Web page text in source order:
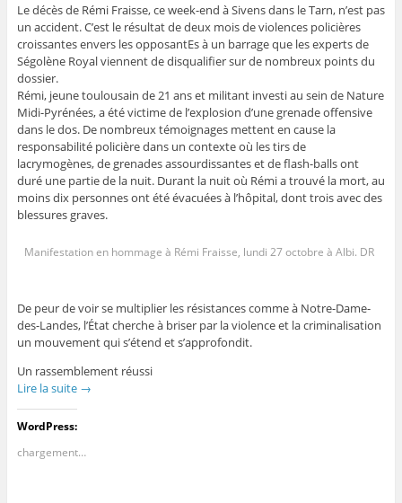
Le décès de Rémi Fraisse, ce week-end à Sivens dans le Tarn, n’est pas
un accident. C’est le résultat de deux mois de violences policières
croissantes envers les opposantEs à un barrage que les experts de
Ségolène Royal viennent de disqualifier sur de nombreux points du
dossier.
Rémi, jeune toulousain de 21 ans et militant investi au sein de Nature
Midi-­Pyrénées, a été victime de l’explosion d’une grenade offensive
dans le dos. De nombreux témoignages mettent en cause la
responsabilité policière dans un contexte où les tirs de
lacrymogènes, de grenades assourdissantes et de flash-balls ont
duré une partie de la nuit. Durant la nuit où Rémi a trouvé la mort, au
moins dix personnes ont été évacuées à l’hôpital, dont trois avec des
blessures graves.
Manifestation en hommage à Rémi Fraisse, lundi 27 octobre à Albi. DR
De peur de voir se multiplier les résistances comme à Notre-Dame-
des-Landes, l’État cherche à briser par la violence et la criminalisation
un mouvement qui s’étend et s’approfondit.
Un rassemblement réussi
Lire la suite →
WordPress:
chargement…